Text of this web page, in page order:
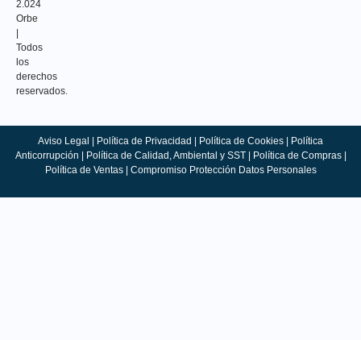
2.024
Orbe
Todos
los
derechos
reservados.
Aviso Legal Política de Privacidad Política de Cookies
Política
Anticorrupción
Política de Calidad, Ambiental y SST| Política de Compras|
Política de Ventas |
Compromiso Protección Datos Personales